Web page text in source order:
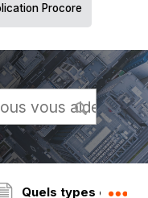
Procore
Quels types et